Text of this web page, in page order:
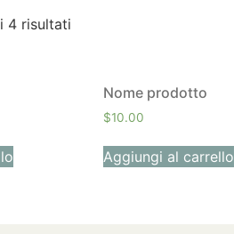
4 risultati
Nome prodotto
$10.00
Aggiungi al carrello